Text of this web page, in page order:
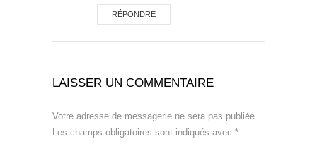
RÉPONDRE
LAISSER UN COMMENTAIRE
Votre adresse de messagerie ne sera pas publiée.
Les champs obligatoires sont indiqués avec *